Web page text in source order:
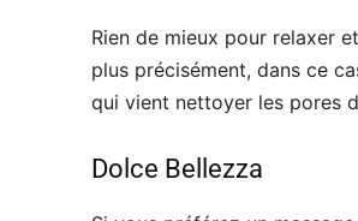
Rien de mieux pour relaxer
plus précisément, dans ce
qui vient nettoyer les pores
Dolce Bellezza